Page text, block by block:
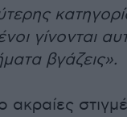
γίνονται
βγάζεις».
ακραίες